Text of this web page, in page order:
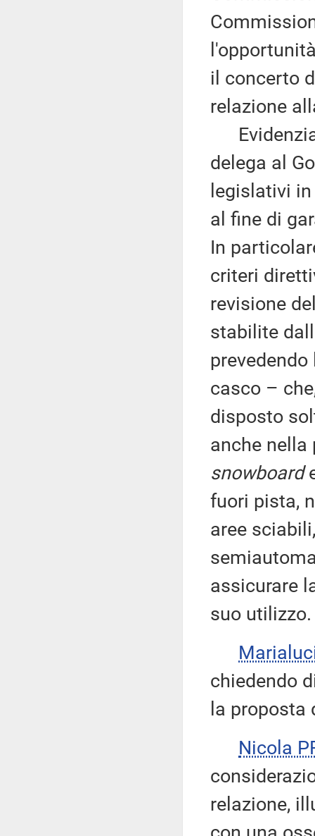
il concerto
relazione
delega al
legislativi
al fine di
In
criteri
revisione
stabilite
casco –
disposto
anche nella
snowboard
fuori pista,
aree
assicurare
suo utilizzo.
chiedendo
la proposta
Nicola
relazione,